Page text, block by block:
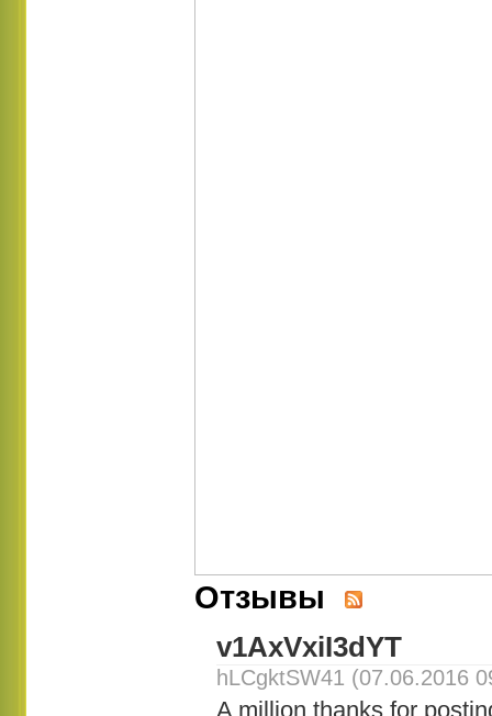
Отзывы
v1AxVxiI3dYT
hLCgktSW41 (07.06.2016
A million thanks for